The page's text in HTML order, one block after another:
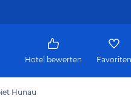
Hotel bewerten Favoriten
Hunau